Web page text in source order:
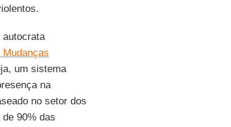
autocrata
um sistema
na
no setor dos
90% das